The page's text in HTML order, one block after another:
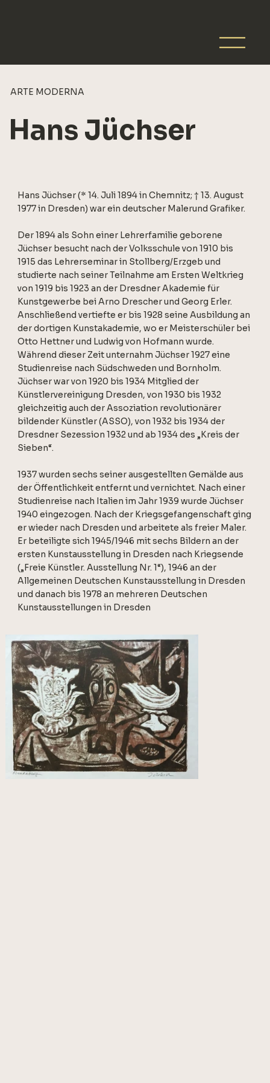
ARTE MODERNA
Hans Jüchser
Hans Jüchser (* 14. Juli 1894 in Chemnitz; † 13. August
1977 in Dresden) war ein deutscher Malerund Grafiker.
Der 1894 als Sohn einer Lehrerfamilie geborene
Jüchser besucht nach der Volksschule von 1910 bis
1915 das Lehrerseminar in Stollberg/Erzgeb und
studierte nach seiner Teilnahme am Ersten Weltkrieg
von 1919 bis 1923 an der Dresdner Akademie für
Kunstgewerbe bei Arno Drescher und Georg Erler.
Anschließend vertiefte er bis 1928 seine Ausbildung an
der dortigen Kunstakademie, wo er Meisterschüler bei
Otto Hettner und Ludwig von Hofmann wurde.
Während dieser Zeit unternahm Jüchser 1927 eine
Studienreise nach Südschweden und Bornholm.
Jüchser war von 1920 bis 1934 Mitglied der
Künstlervereinigung Dresden, von 1930 bis 1932
gleichzeitig auch der Assoziation revolutionärer
bildender Künstler (ASSO), von 1932 bis 1934 der
Dresdner Sezession 1932 und ab 1934 des „Kreis der
Sieben“.
1937 wurden sechs seiner ausgestellten Gemälde aus
der Öffentlichkeit entfernt und vernichtet. Nach einer
Studienreise nach Italien im Jahr 1939 wurde Jüchser
1940 eingezogen. Nach der Kriegsgefangenschaft ging
er wieder nach Dresden und arbeitete als freier Maler.
Er beteiligte sich 1945/1946 mit sechs Bildern an der
ersten Kunstausstellung in Dresden nach Kriegsende
(„Freie Künstler. Ausstellung Nr. 1“), 1946 an der
Allgemeinen Deutschen Kunstausstellung in Dresden
und danach bis 1978 an mehreren Deutschen
Kunstausstellungen in Dresden